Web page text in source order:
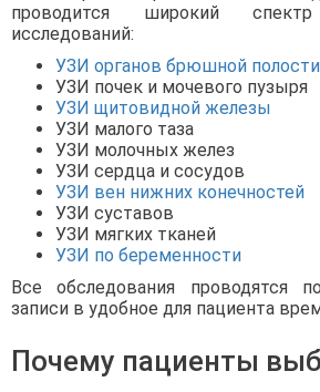
проводится широкий спектр
исследований:
УЗИ органов брюшной полости
УЗИ почек и мочевого пузыря
УЗИ щитовидной железы
УЗИ малого таза
УЗИ молочных желез
УЗИ сердца и сосудов
УЗИ вен нижних конечностей
УЗИ суставов
УЗИ мягких тканей
УЗИ по беременности
Все обследования проводятся
записи в удобное для пациента
Почему пациенты